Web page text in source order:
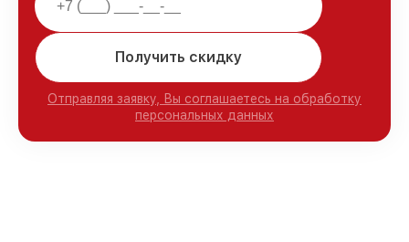
Получить скидку
Отправляя заявку, Вы соглашаетесь на обработку
персональных данных